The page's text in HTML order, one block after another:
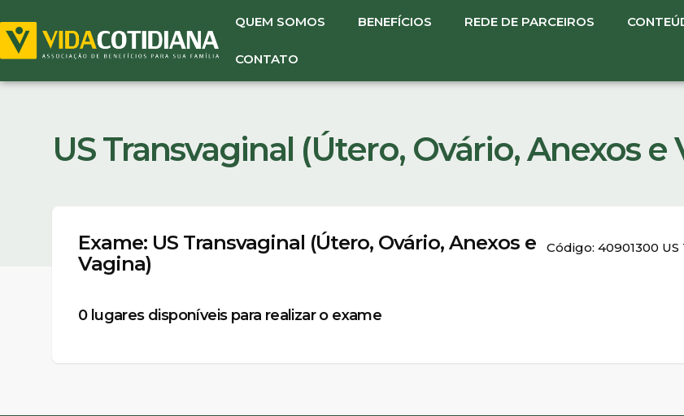
QUEM SOMOS BENEFÍCIOS REDE DE PARCEIROS
CONTATO
US Transvaginal (Útero, Ovário, Anexos e
Exame: US Transvaginal (Útero, Ovário, Anexos e
Vagina)
Código: 40901300
0lugares disponíveis para realizar o exame